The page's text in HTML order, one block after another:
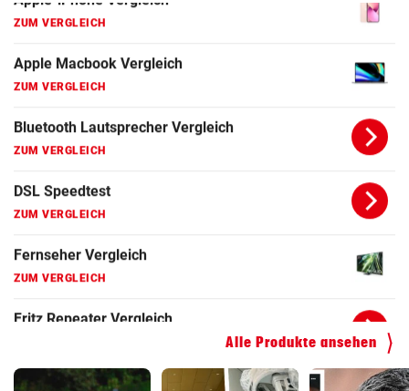
DSL Speedtest
Fernseher Vergleich
Fritz Repeater Vergleich
Gaming Laptop Vergleich
Grafikkarten Vergleich
Alle Produkte ansehen